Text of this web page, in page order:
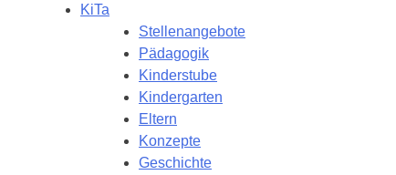
KiTa
Stellenangebote
Pädagogik
Kinderstube
Kindergarten
Eltern
Konzepte
Geschichte